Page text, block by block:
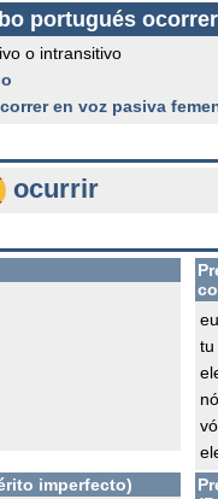
portugués ocorrer
o intransitivo
en voz pasiva
ocurrir
tu
imperfecto)